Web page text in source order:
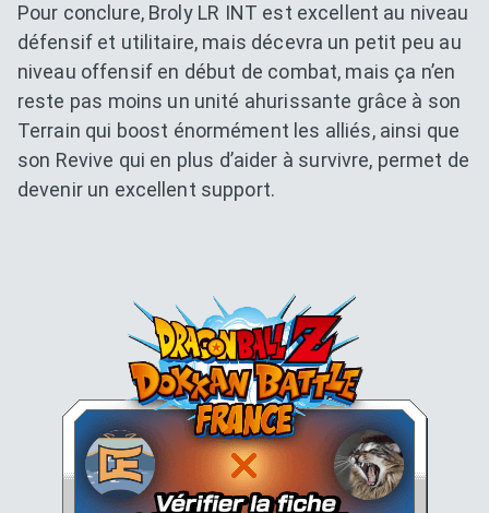
Pour conclure, Broly LR INT est excellent au niveau
défensif et utilitaire, mais décevra un petit peu au
niveau offensif en début de combat, mais ça n’en
reste pas moins un unité ahurissante grâce à son
Terrain qui boost énormément les alliés, ainsi que
son Revive qui en plus d’aider à survivre, permet de
devenir un excellent support.
Dokkan Essentials x Dragon